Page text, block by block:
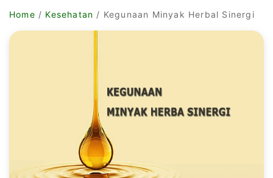
Home / Kesehatan / Kegunaan Minyak Herbal Sinergi